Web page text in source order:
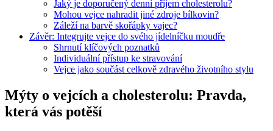
Jaký je doporučený denní příjem cholesterolu?
Mohou vejce nahradit jiné zdroje bílkovin?
Záleží na barvě skořápky vajec?
Závěr: Integrujte vejce do svého jídelníčku moudře
Shrnutí klíčových poznatků
Individuální přístup ke stravování
Vejce jako součást celkově zdravého životního stylu
Mýty o vejcích a cholesterolu: Pravda,
která vás potěší